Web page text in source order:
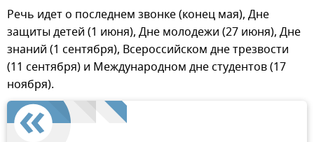
Речь идет о последнем звонке (конец мая), Дне
защиты детей (1 июня), Дне молодежи (27 июня), Дне
знаний (1 сентября), Всероссийском дне трезвости
(11 сентября) и Международном дне студентов (17
ноября).